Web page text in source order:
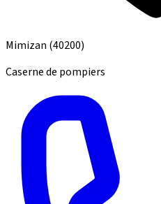
Mimizan (40200)
Caserne de pompiers